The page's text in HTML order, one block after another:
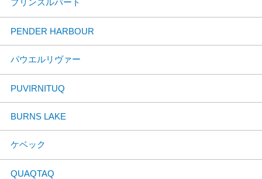
プリンスルパート
PENDER HARBOUR
パウエルリヴァー
PUVIRNITUQ
BURNS LAKE
ケベック
QUAQTAQ